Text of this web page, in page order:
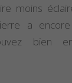
moins
a
bien